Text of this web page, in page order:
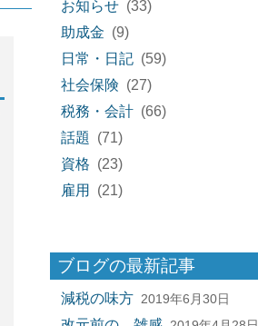
お知らせ (33)
助成金 (9)
日常・日記 (59)
社会保険 (27)
税務・会計 (66)
話題
(71)
資格 (23)
雇用
(21)
ブログの最新記事
減税の味方 2019年6月30日